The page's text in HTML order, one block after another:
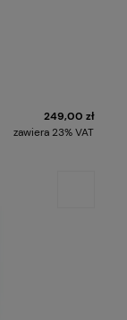
249,00 zł
zawiera 23% VAT